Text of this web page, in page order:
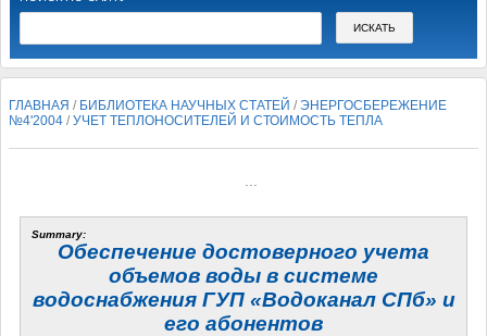
ГЛАВНАЯ / БИБЛИОТЕКА НАУЧНЫХ СТАТЕЙ /ЭНЕРГОСБЕРЕЖЕНИЕ
№4'2004 /УЧЕТ ТЕПЛОНОСИТЕЛЕЙ И СТОИМОСТЬ ТЕПЛА
Summary:
Обеспечение достоверного учета
объемов воды в системе
водоснабжения ГУП «Водоканал СПб» и
его абонентов